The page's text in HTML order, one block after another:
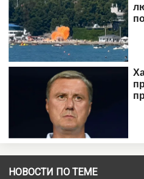
НОВОСТИ ПО ТЕМЕ